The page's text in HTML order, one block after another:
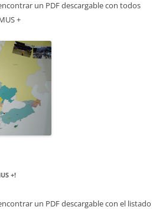
un PDF descargable con todos
+
+!
un PDF descargable con el listado